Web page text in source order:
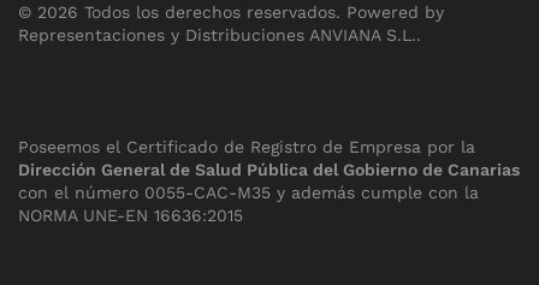
© 2026 Todos los derechos reservados. Powered by
Representaciones y Distribuciones ANVIANA S.L..
Poseemos el Certificado de Registro de Empresa por la
Dirección General de Salud Pública del Gobierno de Canarias
con el número 0055-CAC-M35 y además cumple con la
NORMA UNE-EN 16636:2015